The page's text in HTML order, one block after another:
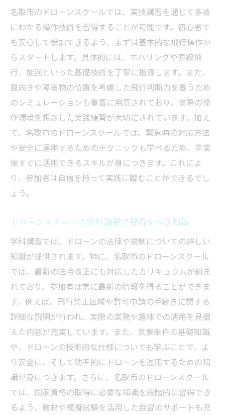
名取市のドローンスクールでは、実技講習を通じて多岐
にわたる操作技術を習得することが可能です。初心者で
も安心して参加できるよう、まずは基本的な飛行操作か
らスタートします。具体的には、ホバリングや直線飛
行、旋回といった基礎技術を丁寧に指導します。また、
風向きや障害物の位置を考慮した飛行判断力を養うため
のシミュレーションも豊富に用意されており、実際の操
作環境を想定した実践練習が大切にされています。加え
て、名取市のドローンスクールでは、緊急時の対応方法
や安全に運用するためのテクニックも学べるため、卒業
後すぐに活用できるスキルが身につきます。これによ
り、参加者は自信を持って実践に臨むことができるでし
ょう。
ドローンスクールの学科講習で習得すべき知識
学科講習では、ドローンの法律や規制についての詳しい
知識が提供されます。特に、名取市のドローンスクール
では、最新の法令改正にも対応したカリキュラムが組ま
れており、参加者は常に最新の情報を得ることができま
す。例えば、飛行禁止区域や許可申請の手続きに関する
詳細な説明が行われ、実際の業務や趣味での活用を見据
えた内容が充実しています。また、気象条件の基礎知識
や、ドローンの技術的な仕様についても学ぶことで、よ
り安全に、そして効率的にドローンを運用するための知
識が身につきます。さらに、名取市のドローンスクール
では、国家資格の取得に必要な知識を段階的に習得でき
るよう、教材や模擬試験を活用した自習のサポートも充